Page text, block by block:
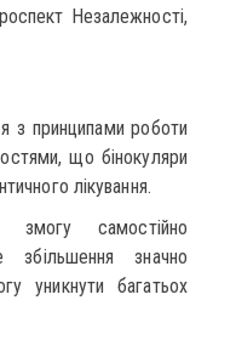
Незалежності,
з принципами роботи
що бінокуляри
лікування.
самостійно
значно
уникнути багатьох